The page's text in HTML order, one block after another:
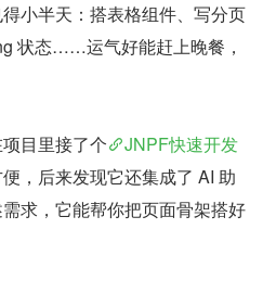
小半天：搭表格组件、写分页
状态……运气好能赶上晚餐，
目里接了个
JNPF快速开发
，后来发现它还集成了 AI 助
求，它能帮你把页面骨架搭好